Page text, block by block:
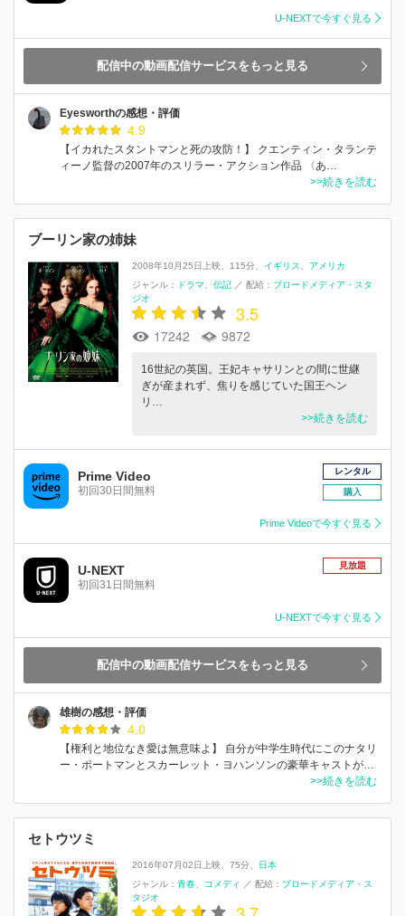
U-NEXTで今すぐ見る
配信中の動画配信サービスをもっと見る
Eyesworthの感想・評価
4.9
【イカれたスタントマンと死の攻防！】 クエンティン・タランテ
ィーノ監督の2007年のスリラー・アクション作品 〈あ…
>>続きを読む
ブーリン家の姉妹
2008年10月25日上映 115分 イギリス
アメリカ
ジャンル：
ドラマ 伝記 ／ 配給： ブロードメディア・スタ
ジオ
3.5
17242 9872
16世紀の英国。王妃キャサリンとの間に世継
ぎが産まれず、焦りを感じていた国王ヘン
リ…
>>続きを読む
Prime Video
初回30日間無料
レンタル
購入
Prime Videoで今すぐ見る
U-NEXT
初回31日間無料
見放題
U-NEXTで今すぐ見る
配信中の動画配信サービスをもっと見る
雄樹の感想・評価
4.0
【権利と地位なき愛は無意味よ】 自分が中学生時代にこのナタリ
ー・ポートマンとスカーレット・ヨハンソンの豪華キャストが…
>>続きを読む
セトウツミ
2016年07月02日上映 75分
日本
ジャンル： 青春 コメディ ／ 配給： ブロードメディア・ス
タジオ